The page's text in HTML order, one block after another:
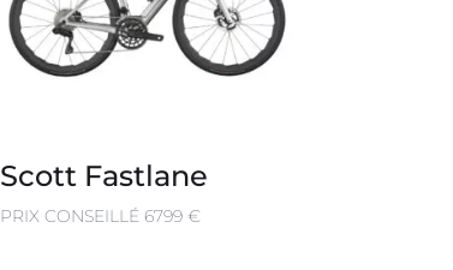
Scott Fastlane
PRIX CONSEILLÉ 6799 €